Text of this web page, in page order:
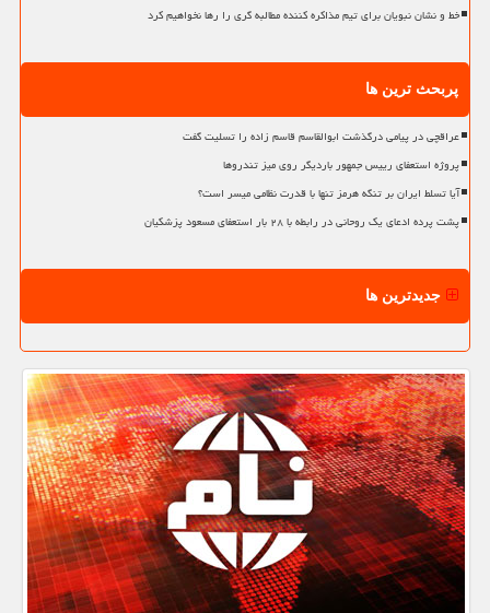
خط و نشان نبویان برای تیم مذاکره کننده مطالبه گری را رها نخواهیم کرد
پربحث ترین ها
عراقچی در پیامی درگذشت ابوالقاسم قاسم زاده را تسلیت گفت
پروژه استعفای رییس جمهور باردیگر روی میز تندروها
آیا تسلط ایران بر تنگه هرمز تنها با قدرت نظامی میسر است؟
پشت پرده ادعای یک روحانی در رابطه با ۲۸ بار استعفای مسعود پزشکیان
جدیدترین ها